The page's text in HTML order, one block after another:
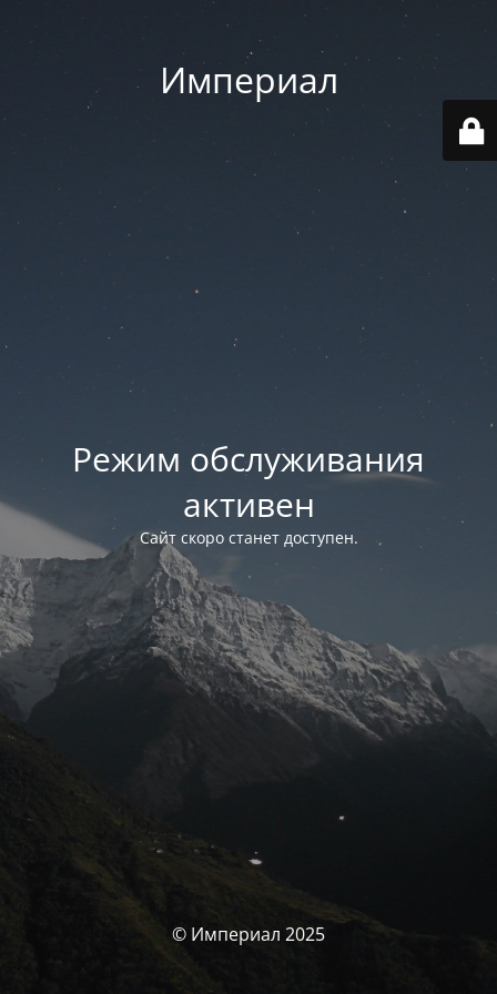
Империал
Режим обслуживания
активен
Сайт скоро станет доступен.
© Империал 2025